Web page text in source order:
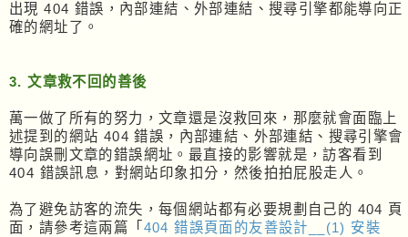
出現 404 錯誤，內部連結、外部連結、搜尋引擎都能導向正
確的網址了。
3. 文章救不回的善後
萬一做了所有的努力，文章還是沒救回來，那麼就會面臨上
述提到的網站 404 錯誤，內部連結、外部連結、搜尋引擎會
導向誤刪文章的錯誤網址。最直接的影響就是，訪客看到
404 錯誤訊息，對網站印象扣分，然後拍拍屁股走人。
為了避免訪客的流失，每個網站都有必要規劃自己的 404 頁
面，請參考這兩篇「 404 錯誤頁面的友善設計__(1) 安裝